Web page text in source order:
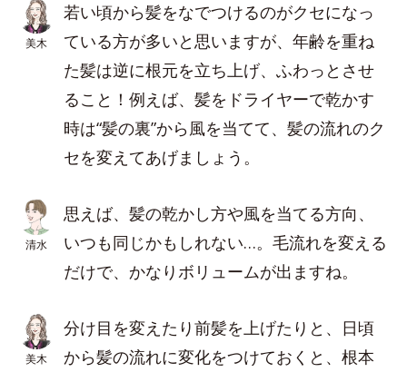
美木
若い頃から髪をなでつけるのがクセになっ
ている方が多いと思いますが、年齢を重ね
た髪は逆に根元を立ち上げ、ふわっとさせ
ること！例えば、髪をドライヤーで乾かす
時は“髪の裏”から風を当てて、髪の流れのク
セを変えてあげましょう。
清水
思えば、髪の乾かし方や風を当てる方向、
いつも同じかもしれない…。毛流れを変える
だけで、かなりボリュームが出ますね。
美木
分け目を変えたり前髪を上げたりと、日頃
から髪の流れに変化をつけておくと、根本